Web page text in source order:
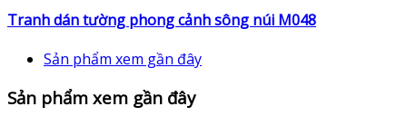
Tranh dán tường phong cảnh sông núi M048
Sản phẩm xem gần đây
Sản phẩm xem gần đây